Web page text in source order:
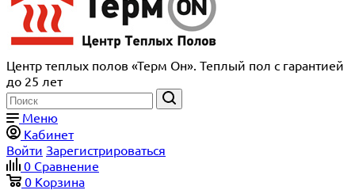
Центр теплых полов «Терм Он». Теплый пол с гарантией
до 25 лет
Меню
Кабинет
Войти Зарегистрироваться
0 Сравнение
0 Корзина